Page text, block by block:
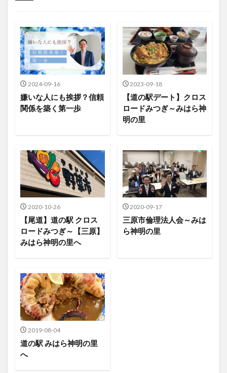
2024-09-16
嫌いな人にも挨拶？信頼
関係を築く第一歩
2023-09-18
【道の駅デート】クロス
ロードみつぎ～みはら神
明の里
2020-10-26
【尾道】道の駅 クロス
ロードみつぎ～【三原】
みはら神明の里へ
2020-09-17
三原市倫理法人会～みは
ら神明の里
2019-08-04
道の駅 みはら神明の里
へ